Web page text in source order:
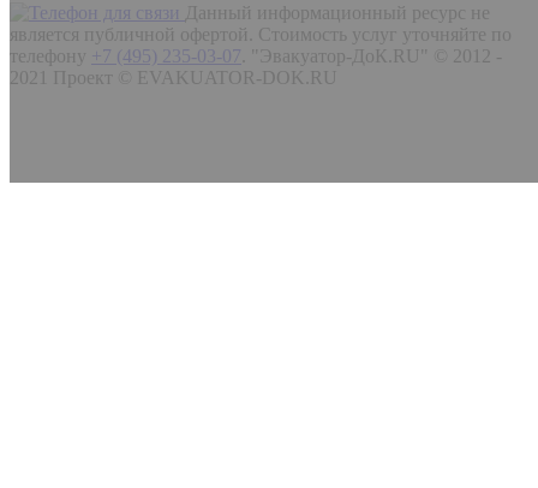
Данный информационный ресурс не
является публичной офертой. Стоимость услуг уточняйте по
телефону
+7 (495) 235-03-07 "Эвакуатор-ДоК.RU" © 2012 -
2021 Проект © EVAKUATOR-DOK.RU